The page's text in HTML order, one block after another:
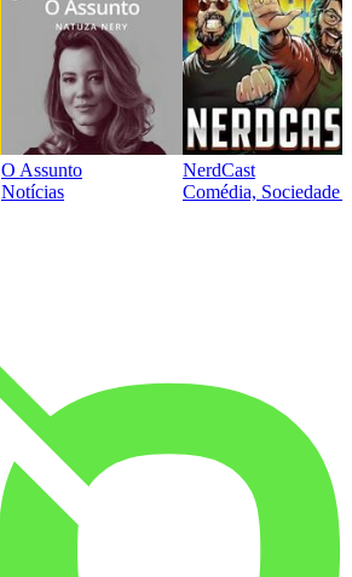
O Assunto
Notícias
NerdCast
Comédia, Sociedade